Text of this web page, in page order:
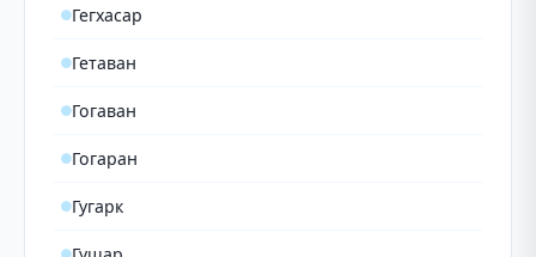
Гегхасар
Гетаван
Гогаван
Гогаран
Гугарк